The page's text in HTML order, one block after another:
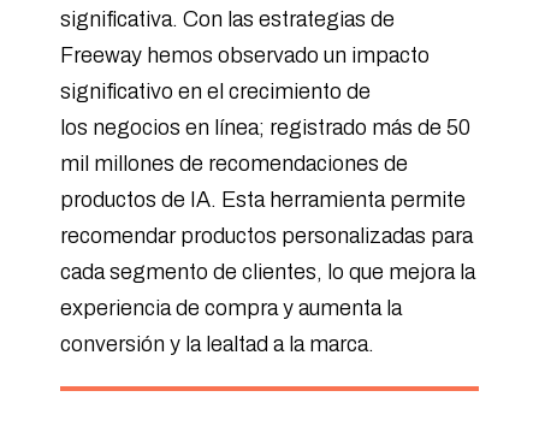
significativa. Con las estrategias de
Freeway hemos observado un impacto
significativo en el crecimiento de
los negocios en línea; registrado más de 50
mil millones de recomendaciones de
productos de IA. Esta herramienta permite
recomendar productos personalizadas para
cada segmento de clientes, lo que mejora la
experiencia de compra y aumenta la
conversión y la lealtad a la marca.